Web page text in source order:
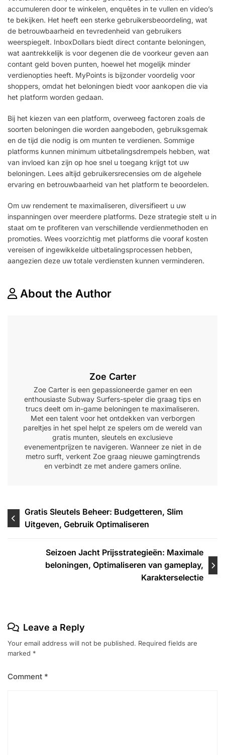
accumuleren door te winkelen, enquêtes in te vullen en video’s
te bekijken. Het heeft een sterke gebruikersbeoordeling, wat
de betrouwbaarheid en tevredenheid van gebruikers
weerspiegelt. InboxDollars biedt direct contante beloningen,
wat aantrekkelijk is voor degenen die de voorkeur geven aan
contant geld boven punten, hoewel het mogelijk minder
verdienopties heeft. MyPoints is bijzonder voordelig voor
shoppers, omdat het beloningen biedt voor aankopen die via
het platform worden gedaan.
Bij het kiezen van een platform, overweeg factoren zoals de
soorten beloningen die worden aangeboden, gebruiksgemak
en de tijd die nodig is om munten te verdienen. Sommige
platforms kunnen minimum uitbetalingsdrempels hebben, wat
van invloed kan zijn op hoe snel u toegang krijgt tot uw
beloningen. Lees altijd gebruikersrecensies om de algehele
ervaring en betrouwbaarheid van het platform te beoordelen.
Om uw rendement te maximaliseren, diversifieert u uw
inspanningen over meerdere platforms. Deze strategie stelt u in
staat om te profiteren van verschillende verdienmethoden en
promoties. Wees voorzichtig met platforms die vooraf kosten
vereisen of ingewikkelde uitbetalingsprocessen hebben,
aangezien deze uw totale verdiensten kunnen verminderen.
About the Author
Zoe Carter
Zoe Carter is een gepassioneerde gamer en een
enthousiaste Subway Surfers-speler die graag tips en
trucs deelt om in-game beloningen te maximaliseren.
Met een talent voor het ontdekken van verborgen
pareltjes in het spel helpt ze spelers om de wereld van
gratis munten, sleutels en exclusieve
evenementprijzen te navigeren. Wanneer ze niet in de
metro surft, verkent Zoe graag nieuwe gamingtrends
en verbindt ze met andere gamers online.
Post
navigation
Gratis Sleutels Beheer: Budgetteren, Slim
Uitgeven, Gebruik Optimaliseren
Seizoen Jacht Prijsstrategieën: Maximale
beloningen, Optimaliseren van gameplay,
Karakterselectie
Leave a Reply
Your email address will not be published. Required fields are
marked *
Comment *